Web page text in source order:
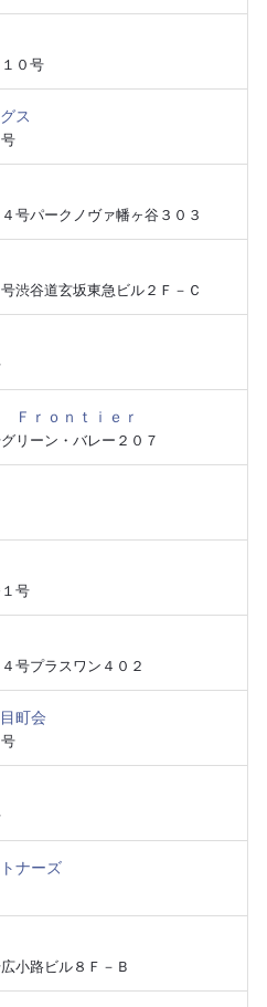
０号
ス
号パークノヴァ幡ヶ谷３０３
渋谷道玄坂東急ビル２Ｆ－Ｃ
ｒｏｎｔｉｅｒ
リーン・バレー２０７
号
号プラスワン４０２
町会
ナーズ
小路ビル８Ｆ－Ｂ